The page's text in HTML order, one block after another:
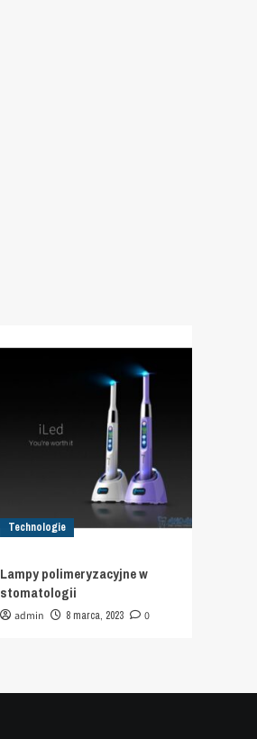
Technologie
Lampy polimeryzacyjne w
stomatologii
admin 8 marca, 2023 0